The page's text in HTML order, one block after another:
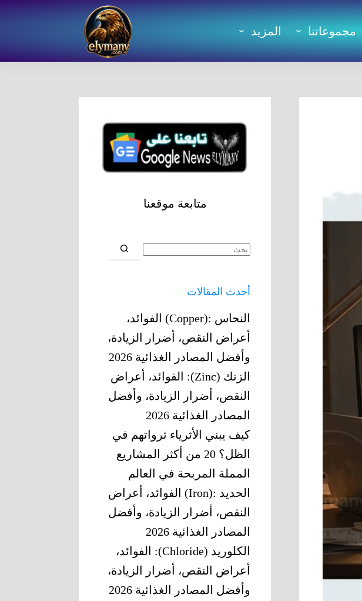
مجموعاتنا المزيد
متابعة موقعنا
أحدث المقالات
النحاس‎ (Copper): ‎الفوائد،
أعراض النقص، أضرار الزيادة،
وأفضل المصادر الغذائية 2026
الزنك (Zinc): الفوائد، أعراض
النقص، أضرار الزيادة، وأفضل
المصادر الغذائية 2026
كيف يبني الأثرياء ثرواتهم في
الظل؟ 20 من أكثر المشاريع
المملة المربحة في العالم
الحديد‎ (Iron): ‎الفوائد، أعراض
النقص، أضرار الزيادة، وأفضل
المصادر الغذائية 2026
الكلوريد (Chloride): الفوائد،
أعراض النقص، أضرار الزيادة،
وأفضل المصادر الغذائية 2026